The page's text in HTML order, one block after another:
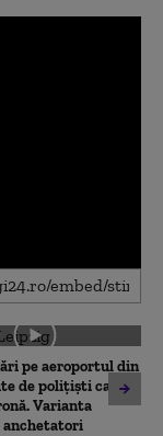
pe aeroportul din
de polițiști caută
Varianta
anchetatori